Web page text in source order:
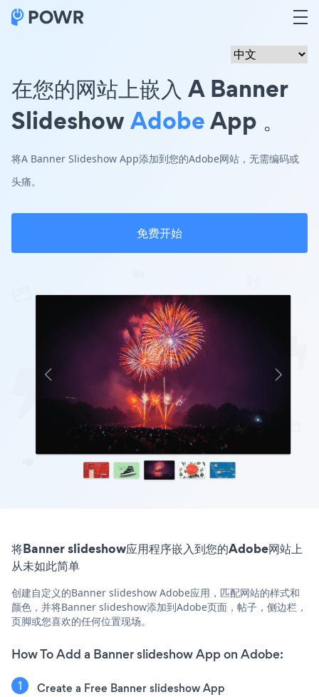
在您的网站上嵌入 A Banner
SlideshowAdobeApp 。
将A Banner Slideshow App添加到您的Adobe网站，无需编码或
头痛。
免费开始
将Banner slideshow应用程序嵌入到您的Adobe网站上
从未如此简单
创建自定义的Banner slideshow Adobe应用，匹配网站的样式和
颜色，并将Banner slideshow添加到Adobe页面，帖子，侧边栏，
页脚或您喜欢的任何位置现场。
How To Add a Banner slideshow App on Adobe:
Create a Free Banner slideshow App